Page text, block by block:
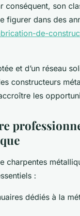
son
figurer dans des
de-
et d’un réseau
constructeurs
les
charpentes
:
dédiés à la